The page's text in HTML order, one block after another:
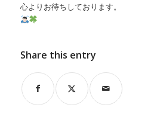
心よりお待ちしております。
Share this entry